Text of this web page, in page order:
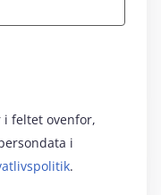
feltet ovenfor,
i
.